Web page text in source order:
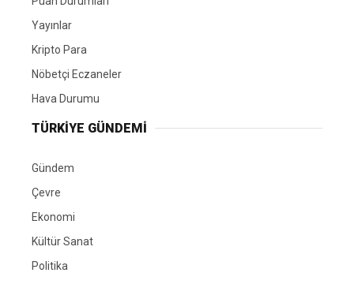
Yayınlar
Kripto Para
Nöbetçi Eczaneler
Hava Durumu
TÜRKIYE GÜNDEMI
Gündem
Çevre
Ekonomi
Kültür Sanat
Politika